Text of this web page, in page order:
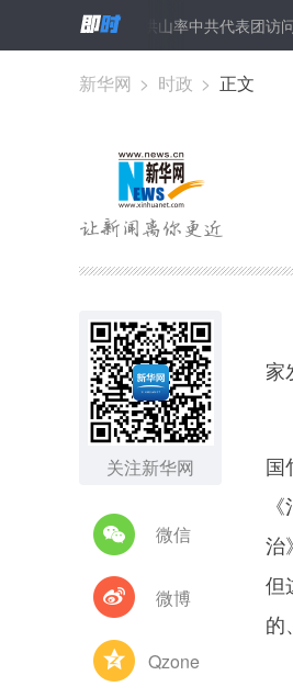
钱洪山率中共代表团访问波兰
新华网 > 时政 > 正文
关注新华网
微信
微博
Qzone
家
国
治
但
的